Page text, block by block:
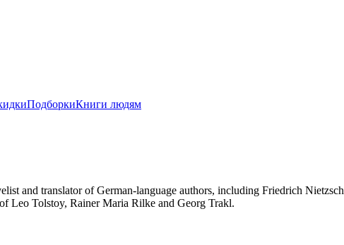
ПодборкиКниги людям
and translator of German-language authors, including Friedrich
Leo Tolstoy, Rainer Maria Rilke and Georg Trakl.